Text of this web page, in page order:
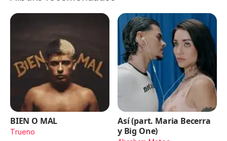
BIEN O MAL
Trueno
Así (part. Maria Becerra
y Big One)